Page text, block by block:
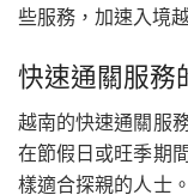
些服務，加速入境
快速通關服務
越南的快速通關服
在節假日或旺季期
樣適合探親的人士